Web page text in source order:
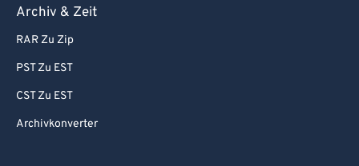
Archiv & Zeit
RAR Zu Zip
PST Zu EST
CST Zu EST
Archivkonverter